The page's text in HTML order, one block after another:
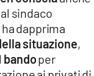
sindaco
ha dapprima
situazione,
bandoper